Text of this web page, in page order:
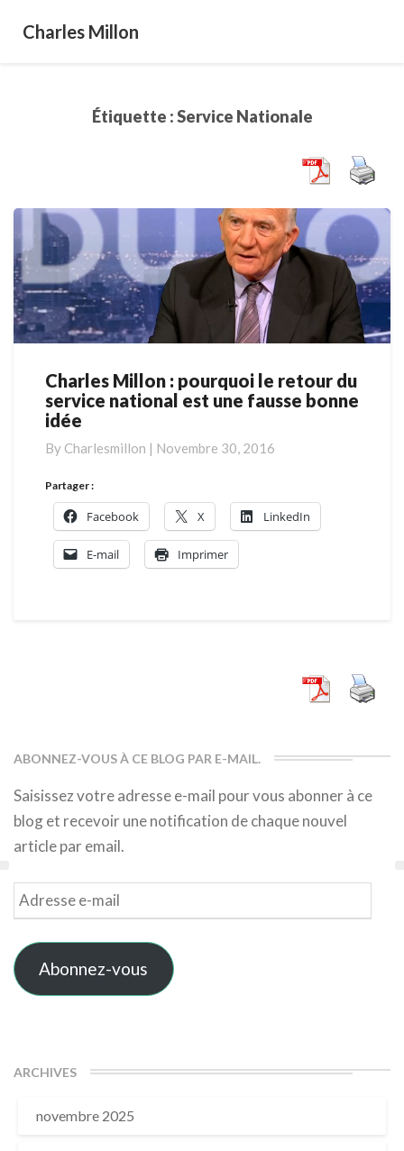
Charles Millon
Étiquette :Service Nationale
Charles
Millon
:
le
retour
du
service
national
Charles Millon : pourquoi le retour du
service national est une fausse bonne
idée
By Charlesmillon | Novembre 30, 2016
Partager :
Facebook X LinkedIn
E-mail Imprimer
ABONNEZ-VOUS À CE BLOG PAR E-MAIL.
Saisissez votre adresse e-mail pour vous abonner à ce
blog et recevoir une notification de chaque nouvel
article par email.
Adresse
e-
mail
Abonnez-vous
ARCHIVES
novembre 2025